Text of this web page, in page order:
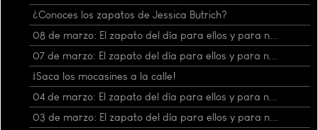
¿Conoces los zapatos de Jessica Butrich?
08 de marzo: El zapato del día para ellos y para n...
07 de marzo: El zapato del día para ellos y para n...
¡Saca los mocasines a la calle!
04 de marzo: El zapato del día para ellos y para n...
03 de marzo: El zapato del día para ellos y para n...